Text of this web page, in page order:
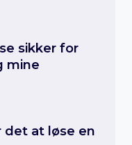
sikker for
mine
det at løse en